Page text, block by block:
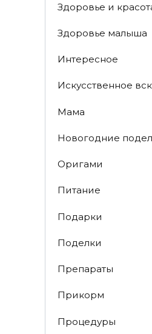
Здоровье и
Здоровье малыша
Интересное
Искусственное
Мама
Новогодние
Оригами
Питание
Подарки
Поделки
Препараты
Прикорм
Процедуры